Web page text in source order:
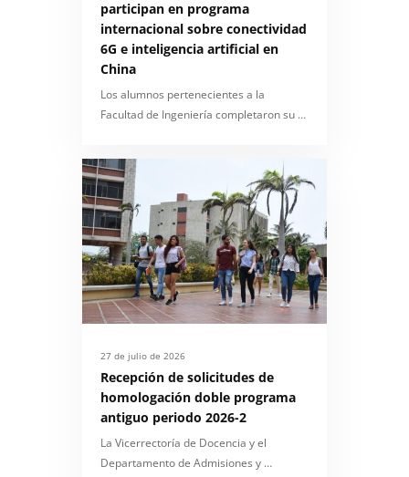
participan en programa
internacional sobre conectividad
6G e inteligencia artificial en
China
Los alumnos pertenecientes a la
Facultad de Ingeniería completaron su …
27 de julio de 2026
Recepción de solicitudes de
homologación doble programa
antiguo periodo 2026-2
La Vicerrectoría de Docencia y el
Departamento de Admisiones y …